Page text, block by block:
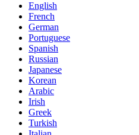
English
French
German
Portuguese
Spanish
Russian
Japanese
Korean
Arabic
Irish
Greek
Turkish